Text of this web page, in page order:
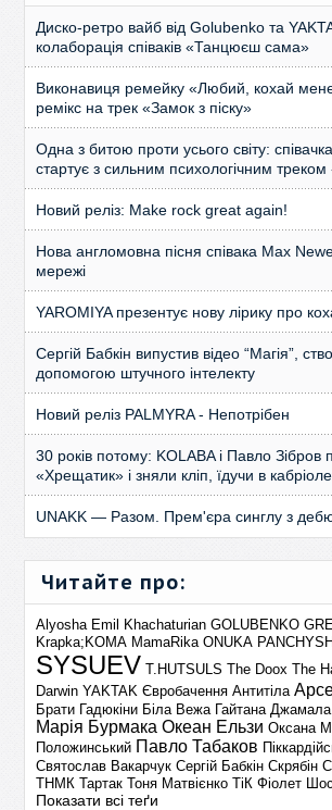
Диско-ретро вайб від Golubenko та
колаборація співаків «Танцюєш сама»
Виконавиця ремейку «Любий, кохай
ремікс на трек «Замок з піску»
Одна з битою проти усього світу:
стартує з сильним психологічним треком
Новий реліз: Make rock great again!
Нова англомовна пісня співака Max
мережі
YAROMIYA презентує нову лірику про
Сергій Бабкін випустив відео “Магія”,
допомогою штучного інтелекту
Новий реліз PALMYRA - Непотрібен
30 років потому: KOLABA і Павло Зібров
«Хрещатик» і зняли кліп, їдучи в
UNAKK — Разом. Прем'єра синглу з
Читайте про:
Alyosha Emil Khachaturian GOLUBENKO
Krapka;KOMA MamaRika ONUKA
SYSUEV T.HUTSULS The Doox The
Darwin YAKTAK Євробачення Антитіла
Брати Гадюкіни Біла Вежа Гайтана Джамала
Марія Бурмака Океан Ельзи Оксана
Положинський Павло Табаков
Святослав Вакарчук Сергій Бабкін Скрябін
ТНМК Тартак Тоня Матвієнко ТіК Фіолет
Показати всі теґи